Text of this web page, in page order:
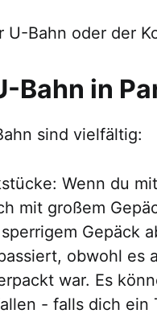
U-Bahn oder der
Bahn in
sind vielfältig:
Wenn du
mit großem
Gepäck
obwohl es
war. Es
- falls dich ein